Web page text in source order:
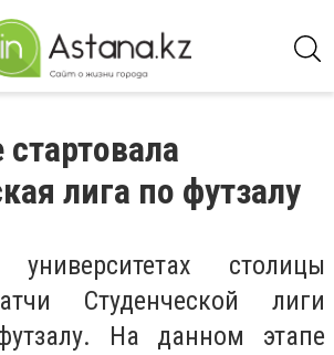
лига по футзалу
столицы
Студенческой лиги
На данном этапе